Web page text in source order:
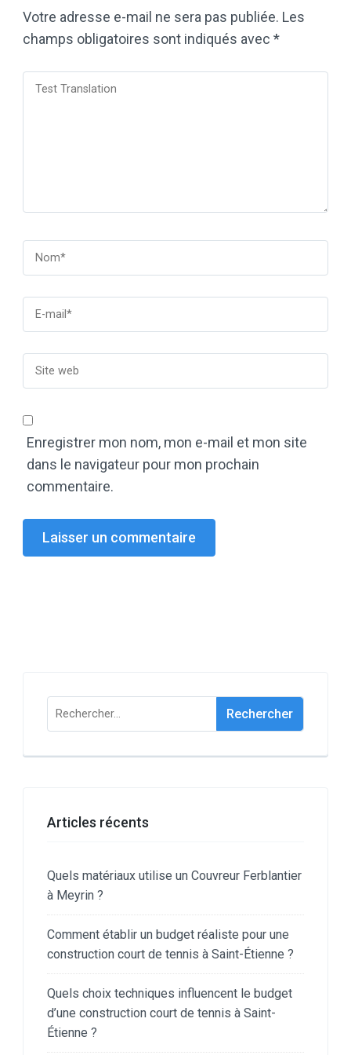
Votre adresse e-mail ne sera pas publiée. Les
champs obligatoires sont indiqués avec *
Enregistrer mon nom, mon e-mail et mon site
dans le navigateur pour mon prochain
commentaire.
Rechercher :
Articles récents
Quels matériaux utilise un Couvreur Ferblantier
à Meyrin ?
Comment établir un budget réaliste pour une
construction court de tennis à Saint-Étienne ?
Quels choix techniques influencent le budget
d’une construction court de tennis à Saint-
Étienne ?